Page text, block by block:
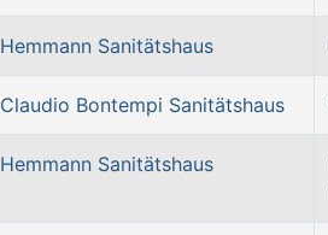
Hemmann Sanitätshaus
Claudio Bontempi Sanitätshaus
Hemmann Sanitätshaus